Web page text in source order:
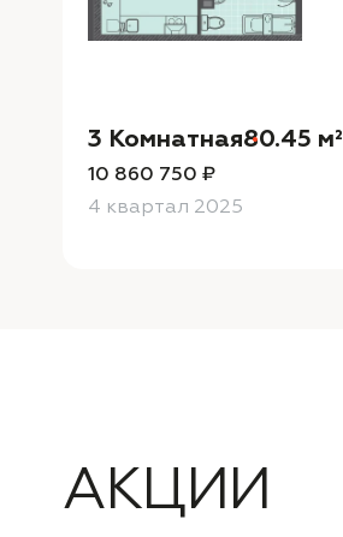
3 Комнатная80.45 м²
10 860 750 ₽
4 квартал 2025
АКЦИИ